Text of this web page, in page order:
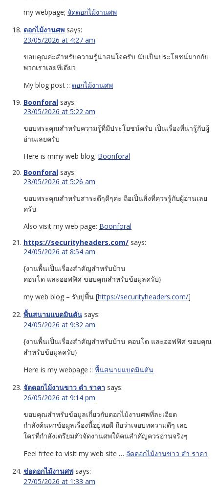
my webpage; จัดดอกไม้งานศพ
ดอกไม้งานศพ says:
23/05/2026 at 4:27 am
ขอบคุณค่ะสำหรับความรู้น่าสนใจครับ นับเป็นประโยชน์มากกับ
พวกเราเลยทีเดียว
My blog post :: ดอกไม้งานศพ
Boonforal says:
23/05/2026 at 5:22 am
ขอบพระคุณสำหรับความรู้ที่มีประโยชน์ครับ เป็นเรื่องที่น่ารู้กับผู้
อ่านเลยครับ
Here is mmy web blog; Boonforal
Boonforal says:
23/05/2026 at 5:26 am
ขอบพระคุณสำหรับสาระดีๆดีๆค่ะ ถือเป็นสิ่งที่ควรรู้กับผู้อ่านเลย
ครับ
Also visit my web page: Boonforal
https://securityheaders.com/ says:
24/05/2026 at 8:54 am
{งานพื้นเป็นเรื่องสำคัญสำหรับบ้าน
คอนโด และออฟฟิศ ขอบคุณสำหรับข้อมูลครับ}
my web blog – รับปูพื้น [https://securityheaders.com/]
พื้นสนามแบดมินตัน says:
24/05/2026 at 9:32 am
{งานพื้นเป็นเรื่องสำคัญสำหรับบ้าน คอนโด และออฟฟิศ ขอบคุณ
สำหรับข้อมูลครับ}
Here is my webpage :: พื้นสนามแบดมินตัน
จัดดอกไม้งานขาว ดํา ราคา says:
26/05/2026 at 9:14 pm
ขอบคุณสำหรับข้อมูลเกี่ยวกับดอกไม้งานศพที่ละเอียด
กำลังค้นหาข้อมูลเรื่องนี้อยู่พอดี ถือว่าเจอบทความดีๆ เลย
ใครที่กำลังเตรียมตัวจัดงานศพให้คนสำคัญควรอ่านจริงๆ
Feel frfee to visit my web site … จัดดอกไม้งานขาว ดํา ราคา
ช่อดอกไม้งานศพ says:
27/05/2026 at 1:33 am